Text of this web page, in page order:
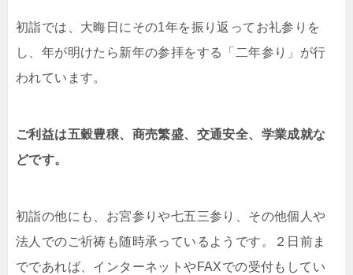
初詣では、大晦日にその1年を振り返ってお礼参りを
し、年が明けたら新年の参拝をする「二年参り」が行
われています。
ご利益は五穀豊穣、商売繁盛、交通安全、学業成就な
どです。
初詣の他にも、お宮参りや七五三参り、その他個人や
法人でのご祈祷も随時承っているようです。２日前ま
でであれば、インターネットやFAXでの受付もしてい